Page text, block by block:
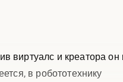
виртуалс и креатора
в робототехнику